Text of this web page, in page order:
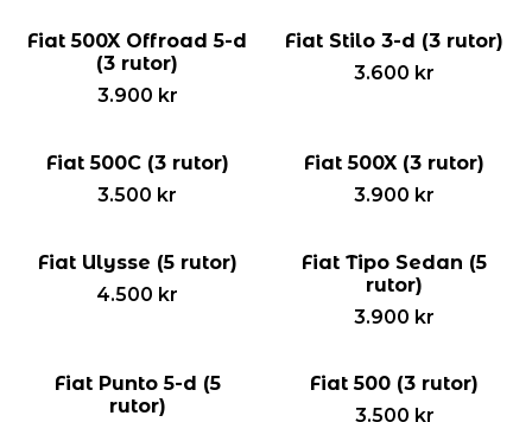
Fiat 500X Offroad 5-d
(3 rutor)
3.900 kr
Fiat Stilo 3-d (3 rutor)
3.600 kr
Fiat 500C (3 rutor)
3.500 kr
Fiat 500X (3 rutor)
3.900 kr
Fiat Ulysse (5 rutor)
4.500 kr
Fiat Tipo Sedan (5
rutor)
3.900 kr
Fiat Punto 5-d (5
rutor)
Fiat 500 (3 rutor)
3.500 kr